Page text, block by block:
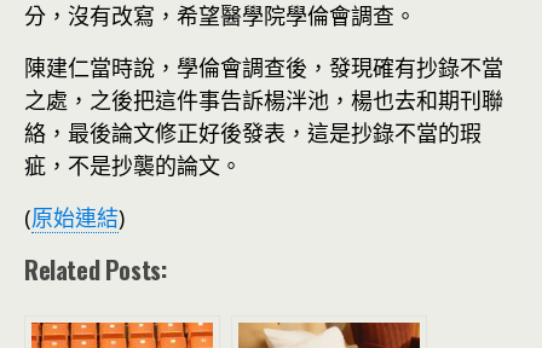
分，沒有改寫，希望醫學院學倫會調查。
陳建仁當時說，學倫會調查後，發現確有抄錄不當
之處，之後把這件事告訴楊泮池，楊也去和期刊聯
絡，最後論文修正好後發表，這是抄錄不當的瑕
疵，不是抄襲的論文。
(原始連結)
Related Posts: